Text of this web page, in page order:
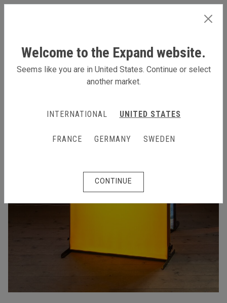
Welcome to the Expand website.
Seems like you are in United States. Continue or select
another market.
INTERNATIONAL UNITED STATES
FRANCE GERMANY SWEDEN
CONTINUE